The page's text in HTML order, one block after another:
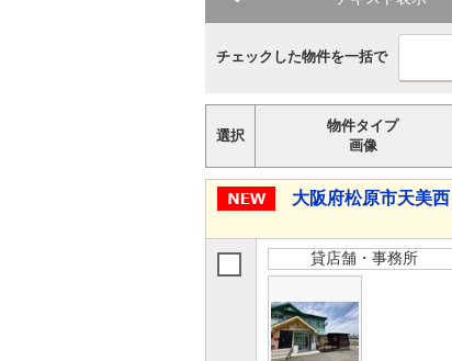
チェックした物件を一括で
選択
物件タイプ
画像
大阪府松原市天美西
貸店舗・事務所